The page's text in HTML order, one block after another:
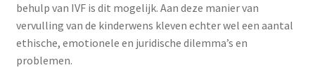
behulp van IVF is dit mogelijk. Aan deze manier van
vervulling van de kinderwens kleven echter wel een aantal
ethische, emotionele en juridische dilemma’s en
problemen.